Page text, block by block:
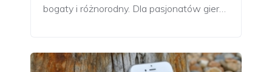
bogaty i różnorodny. Dla pasjonatów gier…